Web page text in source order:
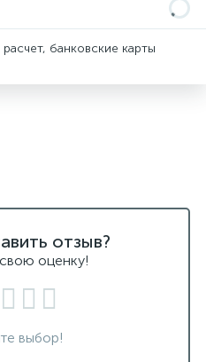
банковские карты
отзыв?
оценку!
выбор!